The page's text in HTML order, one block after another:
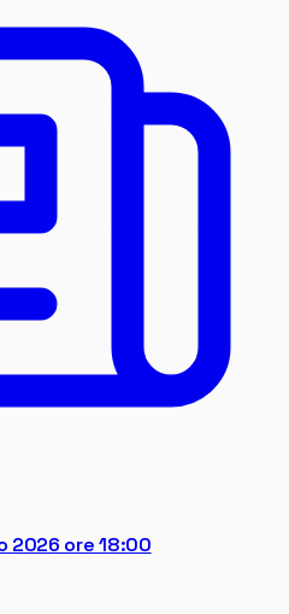
2026 ore 18:00